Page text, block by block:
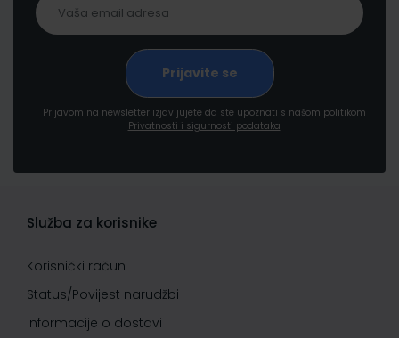
Prijavom na newsletter izjavljujete da ste upoznati s našom politikom
Privatnosti i sigurnosti podataka
Služba za korisnike
Korisnički račun
Status/Povijest narudžbi
Informacije o dostavi